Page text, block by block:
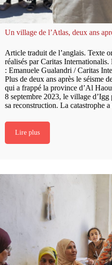
Un village de l’Atlas, deux ans
Article traduit de l’anglais. Texte
réalisés par Caritas Internationalis.
: Emanuele Gualandri / Caritas
Plus de deux ans après le séisme
qui a frappé la province d’Al
8 septembre 2023, le village d’Igg
sa reconstruction. La catastrophe
Lire plus